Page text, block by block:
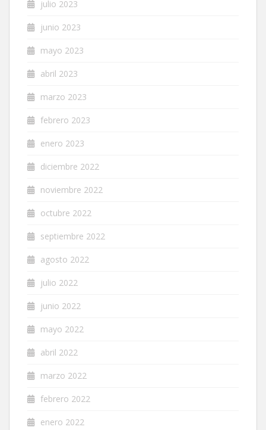
julio 2023
junio 2023
mayo 2023
abril 2023
marzo 2023
febrero 2023
enero 2023
diciembre 2022
noviembre 2022
octubre 2022
septiembre 2022
agosto 2022
julio 2022
junio 2022
mayo 2022
abril 2022
marzo 2022
febrero 2022
enero 2022